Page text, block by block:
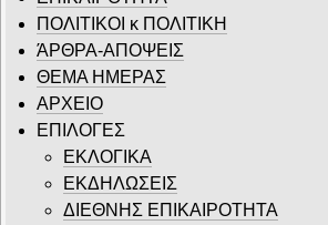
ΠΟΛΙΤΙΚΟΙ κ ΠΟΛΙΤΙΚΗ
ΆΡΘΡΑ-ΑΠΟΨΕΙΣ
ΘΕΜΑ ΗΜΕΡΑΣ
ΑΡΧΕΙΟ
ΕΠΙΛΟΓΕΣ
ΕΚΛΟΓΙΚΑ
ΕΚΔΗΛΩΣΕΙΣ
ΔΙΕΘΝΗΣ ΕΠΙΚΑΙΡΟΤΗΤΑ